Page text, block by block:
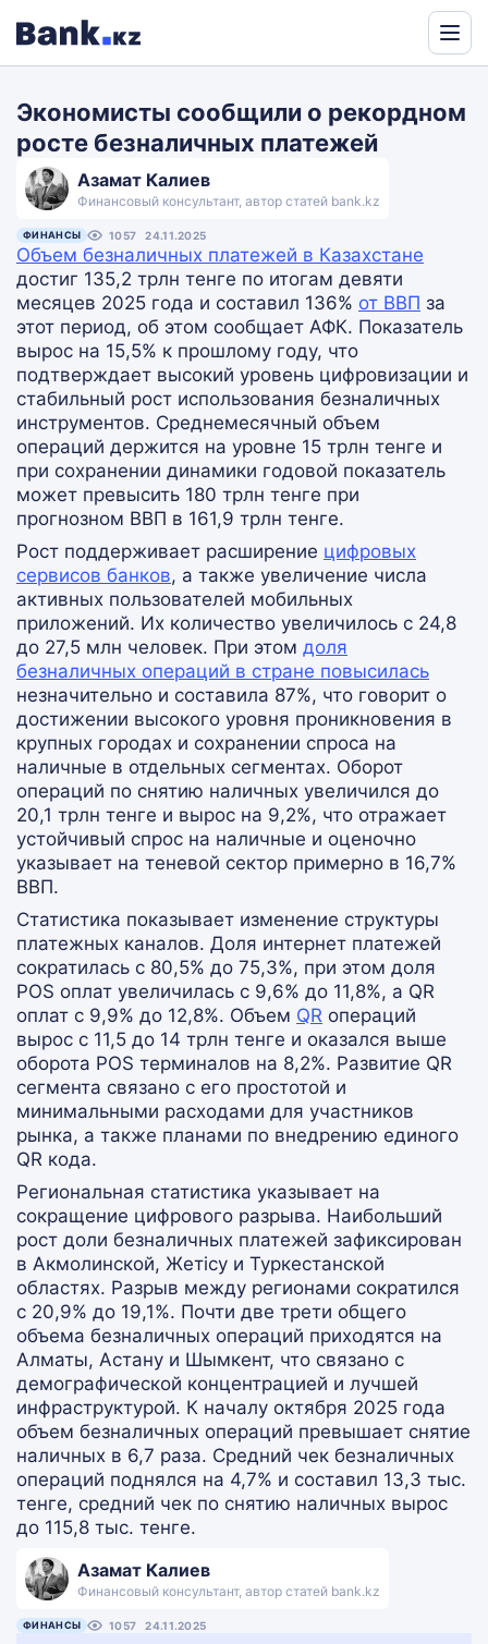
Translate
Экономисты сообщили о рекордном
росте безналичных платежей
Азамат Калиев
Финансовый консультант, автор статей bank.kz
ФИНАНСЫ 1057 24.11.2025
Объем безналичных платежей в Казахстане
достиг 135,2 трлн тенге по итогам девяти
месяцев 2025 года и составил 136% от ВВП за
этот период, об этом сообщает АФК. Показатель
вырос на 15,5% к прошлому году, что
подтверждает высокий уровень цифровизации и
стабильный рост использования безналичных
инструментов. Среднемесячный объем
операций держится на уровне 15 трлн тенге и
при сохранении динамики годовой показатель
может превысить 180 трлн тенге при
прогнозном ВВП в 161,9 трлн тенге.
Рост поддерживает расширение цифровых
сервисов банков, а также увеличение числа
активных пользователей мобильных
приложений. Их количество увеличилось с 24,8
до 27,5 млн человек. При этом доля
безналичных операций в стране повысилась
незначительно и составила 87%, что говорит о
достижении высокого уровня проникновения в
крупных городах и сохранении спроса на
наличные в отдельных сегментах. Оборот
операций по снятию наличных увеличился до
20,1 трлн тенге и вырос на 9,2%, что отражает
устойчивый спрос на наличные и оценочно
указывает на теневой сектор примерно в 16,7%
ВВП.
Статистика показывает изменение структуры
платежных каналов. Доля интернет платежей
сократилась с 80,5% до 75,3%, при этом доля
POS оплат увеличилась с 9,6% до 11,8%, а QR
оплат с 9,9% до 12,8%. Объем QR операций
вырос с 11,5 до 14 трлн тенге и оказался выше
оборота POS терминалов на 8,2%. Развитие QR
сегмента связано с его простотой и
минимальными расходами для участников
рынка, а также планами по внедрению единого
QR кода.
Региональная статистика указывает на
сокращение цифрового разрыва. Наибольший
рост доли безналичных платежей зафиксирован
в Акмолинской, Жетісу и Туркестанской
областях. Разрыв между регионами сократился
с 20,9% до 19,1%. Почти две трети общего
объема безналичных операций приходятся на
Алматы, Астану и Шымкент, что связано с
демографической концентрацией и лучшей
инфраструктурой. К началу октября 2025 года
объем безналичных операций превышает снятие
наличных в 6,7 раза. Средний чек безналичных
операций поднялся на 4,7% и составил 13,3 тыс.
тенге, средний чек по снятию наличных вырос
до 115,8 тыс. тенге.
Азамат Калиев
Финансовый консультант, автор статей bank.kz
ФИНАНСЫ 1057 24.11.2025